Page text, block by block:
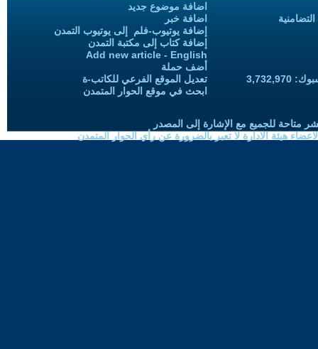
اضافة موضوع جديد
اضافة خبر
إضافة يوتيوب-فلم إلى يوتيوب التمدن
إضافة كتاب إلى مكتبة التمدن
Add new article - English
أضف حملة
تعديل الموقع الفرعي للكاتب-ة
ابحث في موقع الحوار المتمدن
متاحة للجميع مع الإشارة إلى المصدر
هيئة الادارة لا تعبر بالضرورة عن رأي الحوار المتمدن